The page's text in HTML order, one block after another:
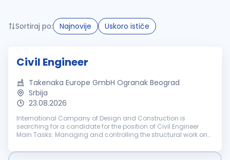
Sortiraj po: Najnovije Uskoro ističe
Civil Engineer
Takenaka Europe GmbH Ogranak Beograd
Srbija
23.08.2026
International Company of Design and Construction is
searching for a candidate for the position of Civil Engineer
Main Tasks: Managing and controlling the structural work on
standards Managing and...